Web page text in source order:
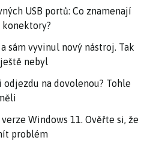
USB portů: Co znamenají
konektory?
sám vyvinul nový nástroj. Tak
nebyl
na dovolenou? Tohle
Windows 11. Ověřte si, že
problém